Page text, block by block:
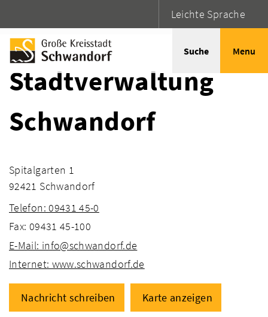
Leichte Sprache
Suche Menu
Stadtverwaltung
Schwandorf
Spitalgarten 1
92421 Schwandorf
Telefon: 09431 45-0
Fax: 09431 45-100
E-Mail: info@schwandorf.de
Internet: www.schwandorf.de
Nachricht schreiben Karte anzeigen